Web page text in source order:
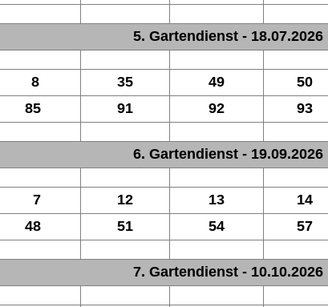
5. Gartendienst - 18.07.2026
8 35 49 50
85 91 92 93
6. Gartendienst - 19.09.2026
7 12 13 14
48 51 54 57
7. Gartendienst - 10.10.2026